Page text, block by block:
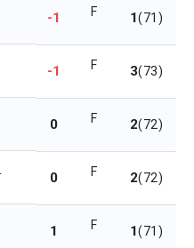
-1 F 1(71)
-1 F 3(73)
0 F 2(72)
0 F 2(72)
1 F 1(71)